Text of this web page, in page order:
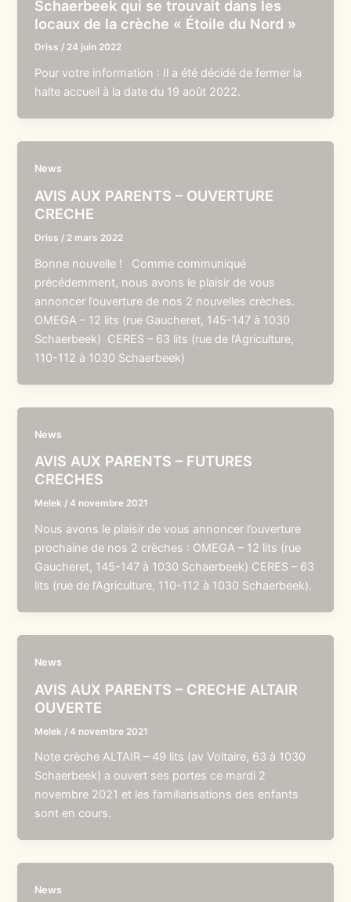
Schaerbeek qui se trouvait dans les
locaux de la crèche « Étoile du Nord »
Driss / 24 juin 2022
Pour votre information : Il a été décidé de fermer la
halte accueil à la date du 19 août 2022.
News
AVIS AUX PARENTS – OUVERTURE
CRECHE
Driss / 2 mars 2022
Bonne nouvelle ! Comme communiqué
précédemment, nous avons le plaisir de vous
annoncer l’ouverture de nos 2 nouvelles crèches.
OMEGA – 12 lits (rue Gaucheret, 145-147 à 1030
Schaerbeek) CERES – 63 lits (rue de l’Agriculture,
110-112 à 1030 Schaerbeek)
News
AVIS AUX PARENTS – FUTURES
CRECHES
Melek /4 novembre 2021
Nous avons le plaisir de vous annoncer l’ouverture
prochaine de nos 2 crèches : OMEGA – 12 lits (rue
Gaucheret, 145-147 à 1030 Schaerbeek) CERES – 63
lits (rue de l’Agriculture, 110-112 à 1030 Schaerbeek).
News
AVIS AUX PARENTS – CRECHE ALTAIR
OUVERTE
Melek /4 novembre 2021
Note crèche ALTAIR – 49 lits (av Voltaire, 63 à 1030
Schaerbeek) a ouvert ses portes ce mardi 2
novembre 2021 et les familiarisations des enfants
sont en cours.
News